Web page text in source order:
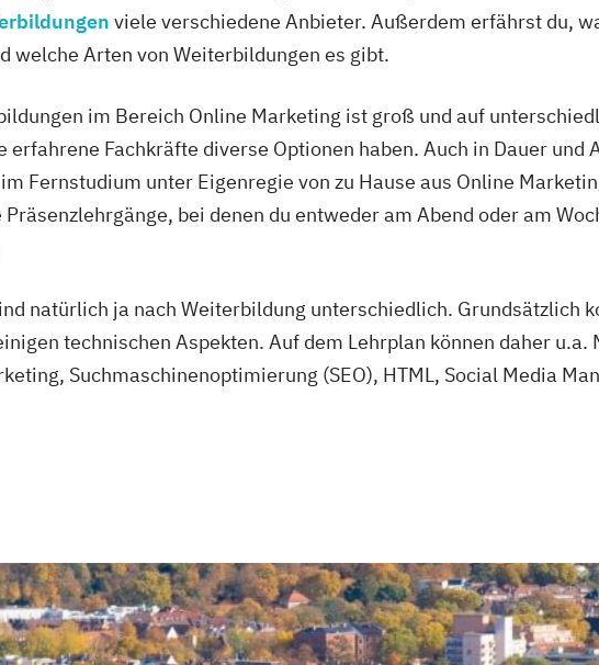
viele verschiedene Anbieter. Außerdem erfährst du,
welche Arten von Weiterbildungen es gibt.
im Bereich Online Marketing ist groß und auf
erfahrene Fachkräfte diverse Optionen haben. Auch in Dauer und
Fernstudium unter Eigenregie von zu Hause aus Online
bei denen du entweder am Abend oder am
natürlich ja nach Weiterbildung unterschiedlich. Grundsätzlich
technischen Aspekten. Auf dem Lehrplan können daher u.a.
Suchmaschinenoptimierung (SEO), HTML, Social Media